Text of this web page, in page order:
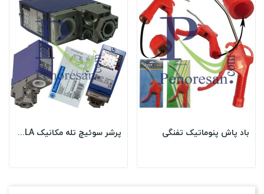
پرشر سوئیچ تله مکانیک XMLA باد پاش پنوماتیک تفنگی